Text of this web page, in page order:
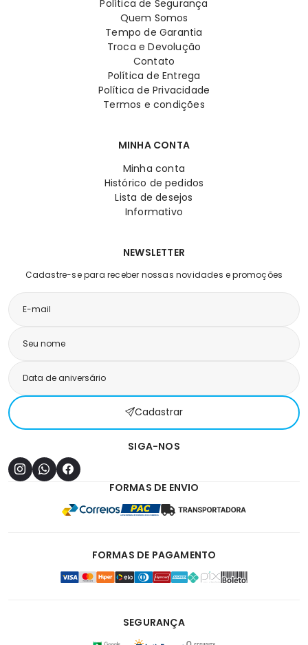
Política de Segurança
Quem Somos
Tempo de Garantia
Troca e Devolução
Contato
Política de Entrega
Política de Privacidade
Termos e condições
MINHA CONTA
Minha conta
Histórico de pedidos
Lista de desejos
Informativo
NEWSLETTER
Cadastre-se para receber nossas novidades e promoções
Cadastrar
SIGA-NOS
FORMAS DE ENVIO
FORMAS DE PAGAMENTO
SEGURANÇA